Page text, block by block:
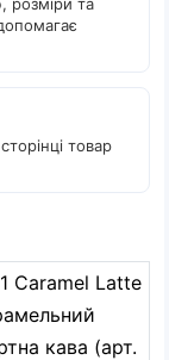
товар
Caramel Latte
кава (арт.